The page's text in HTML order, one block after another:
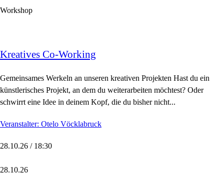
Workshop
Kreatives Co-Working
Gemeinsames Werkeln an unseren kreativen Projekten Hast du ein
künstlerisches Projekt, an dem du weiterarbeiten möchtest? Oder
schwirrt eine Idee in deinem Kopf, die du bisher nicht...
Veranstalter: Otelo Vöcklabruck
28.10.26 / 18:30
28.10.26